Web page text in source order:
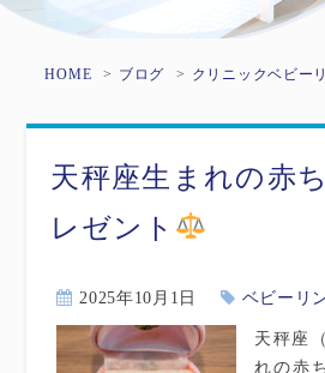
HOME ブログ クリニックベビー
天秤座生まれの赤
レゼント
2025年10月1日 ベビーリ
天秤座
れの赤